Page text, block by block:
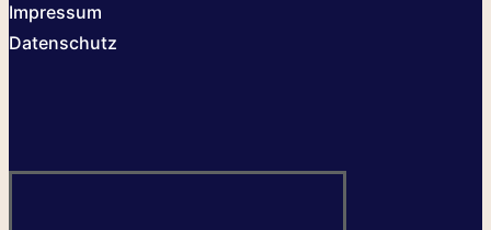
Impressum
Datenschutz